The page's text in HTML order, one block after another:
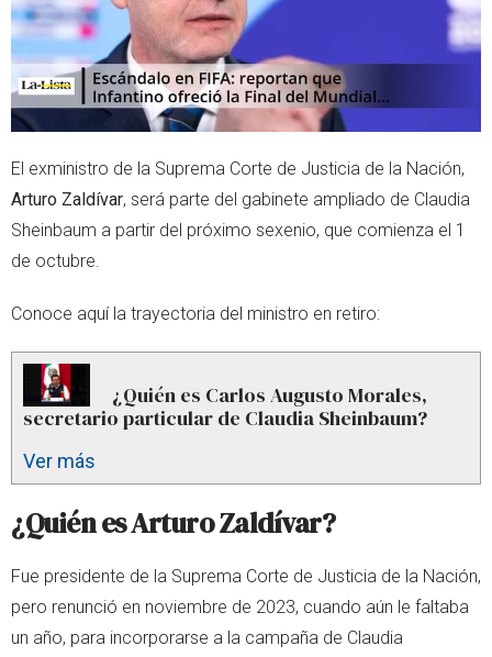
El exministro de la Suprema Corte de Justicia de la Nación,
Arturo Zaldívar, será parte del gabinete ampliado de Claudia
Sheinbaum a partir del próximo sexenio, que comienza el 1
de octubre.
Conoce aquí la trayectoria del ministro en retiro:
¿Quién es Carlos Augusto Morales,
secretario particular de Claudia Sheinbaum?
Ver más
¿Quién es Arturo Zaldívar?
Fue presidente de la Suprema Corte de Justicia de la Nación,
pero renunció en noviembre de 2023, cuando aún le faltaba
un año, para incorporarse a la campaña de Claudia